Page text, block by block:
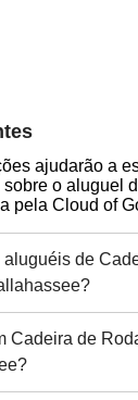
ajudarão a
o aluguel
pela Cloud of
de
Cadeira de